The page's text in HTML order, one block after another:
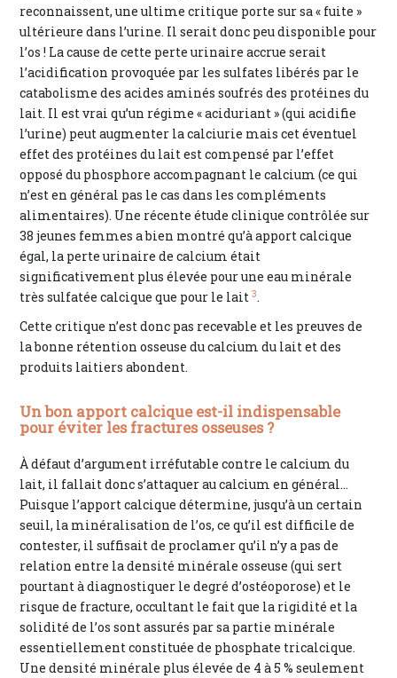
reconnaissent, une ultime critique porte sur sa « fuite »
ultérieure dans l’urine. Il serait donc peu disponible pour
l’os ! La cause de cette perte urinaire accrue serait
l’acidification provoquée par les sulfates libérés par le
catabolisme des acides aminés soufrés des protéines du
lait. Il est vrai qu’un régime « aciduriant » (qui acidifie
l’urine) peut augmenter la calciurie mais cet éventuel
effet des protéines du lait est compensé par l’effet
opposé du phosphore accompagnant le calcium (ce qui
n’est en général pas le cas dans les compléments
alimentaires). Une récente étude clinique contrôlée sur
38 jeunes femmes a bien montré qu’à apport calcique
égal, la perte urinaire de calcium était
significativement plus élevée pour une eau minérale
très sulfatée calcique que pour le lait 3.
Cette critique n’est donc pas recevable et les preuves de
la bonne rétention osseuse du calcium du lait et des
produits laitiers abondent.
Un bon apport calcique est-il indispensable
pour éviter les fractures osseuses ?
À défaut d’argument irréfutable contre le calcium du
lait, il fallait donc s’attaquer au calcium en général…
Puisque l’apport calcique détermine, jusqu’à un certain
seuil, la minéralisation de l’os, ce qu’il est difficile de
contester, il suffisait de proclamer qu’il n’y a pas de
relation entre la densité minérale osseuse (qui sert
pourtant à diagnostiquer le degré d’ostéoporose) et le
risque de fracture, occultant le fait que la rigidité et la
solidité de l’os sont assurés par sa partie minérale
essentiellement constituée de phosphate tricalcique.
Une densité minérale plus élevée de 4 à 5 % seulement